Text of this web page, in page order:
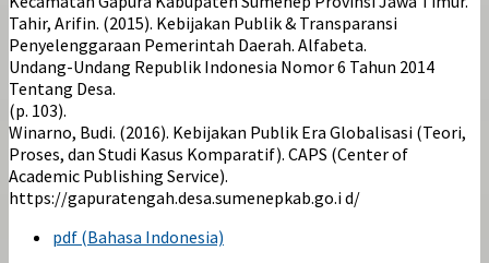
Tahir, Arifin. (2015). Kebijakan Publik & Transparansi
Penyelenggaraan Pemerintah Daerah. Alfabeta.
Undang-Undang Republik Indonesia Nomor 6 Tahun 2014
Tentang Desa.
(p. 103).
Winarno, Budi. (2016). Kebijakan Publik Era Globalisasi (Teori,
Proses, dan Studi Kasus Komparatif). CAPS (Center of
Academic Publishing Service).
https://gapuratengah.desa.sumenepkab.go.i d/
pdf (Bahasa Indonesia)